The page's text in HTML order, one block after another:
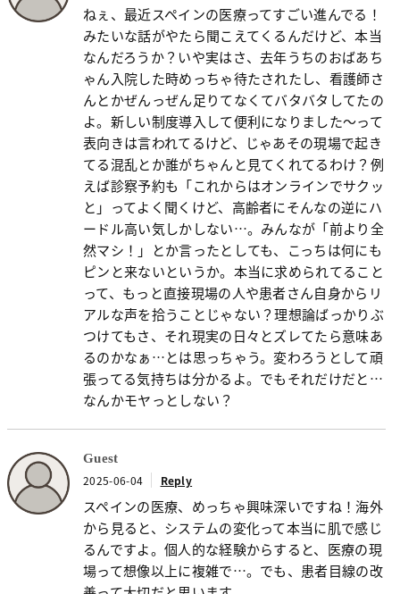
ねぇ、最近スペインの医療ってすごい進んでる！
みたいな話がやたら聞こえてくるんだけど、本当
なんだろうか？いや実はさ、去年うちのおばあち
ゃん入院した時めっちゃ待たされたし、看護師さ
んとかぜんっぜん足りてなくてバタバタしてたの
よ。新しい制度導入して便利になりました〜って
表向きは言われてるけど、じゃあその現場で起き
てる混乱とか誰がちゃんと見てくれてるわけ？例
えば診察予約も「これからはオンラインでサクッ
と」ってよく聞くけど、高齢者にそんなの逆にハ
ードル高い気しかしない…。みんなが「前より全
然マシ！」とか言ったとしても、こっちは何にも
ピンと来ないというか。本当に求められてること
って、もっと直接現場の人や患者さん自身からリ
アルな声を拾うことじゃない？理想論ばっかりぶ
つけてもさ、それ現実の日々とズレてたら意味あ
るのかなぁ…とは思っちゃう。変わろうとして頑
張ってる気持ちは分かるよ。でもそれだけだと…
なんかモヤっとしない？
Guest
2025-06-04 Reply
スペインの医療、めっちゃ興味深いですね！海外
から見ると、システムの変化って本当に肌で感じ
るんですよ。個人的な経験からすると、医療の現
場って想像以上に複雑で…。でも、患者目線の改